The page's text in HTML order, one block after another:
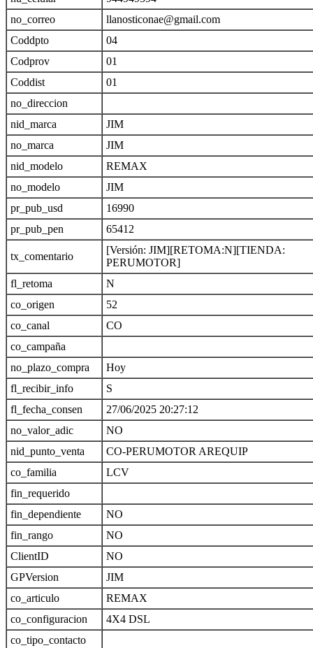
no_correo
llanosticonae@gmail.com
Coddpto
04
Codprov
01
Coddist
01
no_direccion
nid_marca
JIM
no_marca
JIM
nid_modelo
REMAX
no_modelo
JIM
pr_pub_usd
16990
pr_pub_pen
65412
tx_comentario
[Versión: JIM][RETOMA:N][TIENDA:
PERUMOTOR]
fl_retoma
N
co_origen
52
co_canal
CO
co_campaña
no_plazo_compra
Hoy
fl_recibir_info
S
fl_fecha_consen
27/06/2025 20:27:12
no_valor_adic
NO
nid_punto_venta
CO-PERUMOTOR AREQUIP
co_familia
LCV
fin_requerido
fin_dependiente
NO
fin_rango
NO
ClientID
NO
GPVersion
JIM
co_articulo
REMAX
co_configuracion
4X4 DSL
co_tipo_contacto